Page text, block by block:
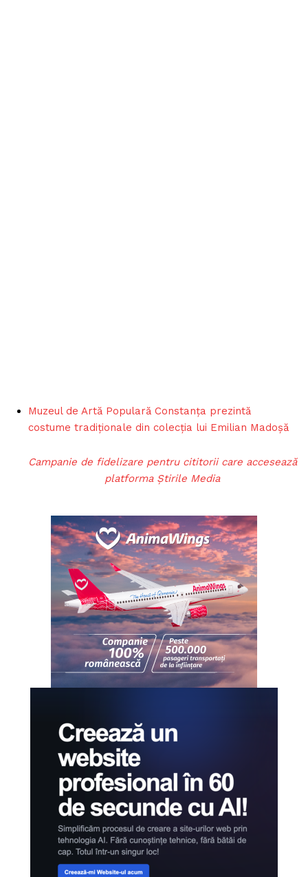
Muzeul de Artă Populară Constanța prezintă
costume tradiționale din colecția lui Emilian Madoșă
Campanie de fidelizare pentru cititorii care accesează
platforma Știrile Media